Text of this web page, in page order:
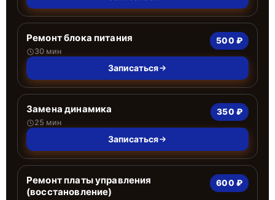
Ремонт блока питания
30 мин
500 ₽
Записаться
Замена динамика
25 мин
350 ₽
Записаться
Ремонт платы управления
(восстановление)
600 ₽